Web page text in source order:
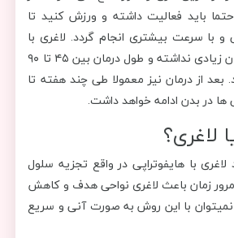
باید فعالیت داشته و ورزش کنید تا
و با سرعت بیشتری انجام گردد. لاغری با
هایفوتراپی نیاز به زمان زیادی نداشته و طول درمان بین ۴۵ تا ۹۰
بعد از درمان نیز معمولا طی چند هفته تا
در بدن ادامه خواهد داشت.
با هایفوتراپی در واقع تجزیه سلول
زمان باعث لاغری نواحی هدف و کاهش
با این روش به صورت آنی و سریع